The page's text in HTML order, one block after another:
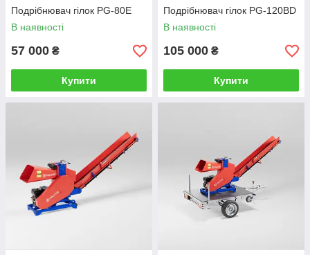
Подрібнювач гілок PG-80E
В наявності
57 000 ₴
Купити
Подрібнювач гілок PG-120BD
В наявності
105 000 ₴
Купити